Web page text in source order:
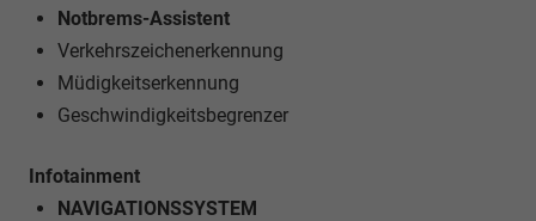
Notbrems-Assistent
Verkehrszeichenerkennung
Müdigkeitserkennung
Geschwindigkeitsbegrenzer
Infotainment
NAVIGATIONSSYSTEM